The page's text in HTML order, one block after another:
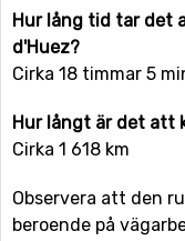
Hur lång tid tar det
d'Huez?
Cirka 18 timmar 5
Hur långt är det att
Cirka 1 618 km
Observera att den
beroende på